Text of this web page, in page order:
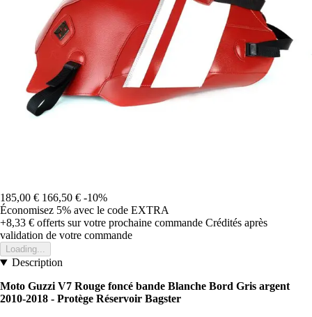
185,00 € 166,50 € -10%
Économisez 5% avec le code EXTRA
+8,33 € offerts sur votre prochaine commande Crédités après
validation de votre commande
Loading...
Description
Moto Guzzi V7 Rouge foncé bande Blanche Bord Gris argent
2010-2018 - Protège Réservoir Bagster